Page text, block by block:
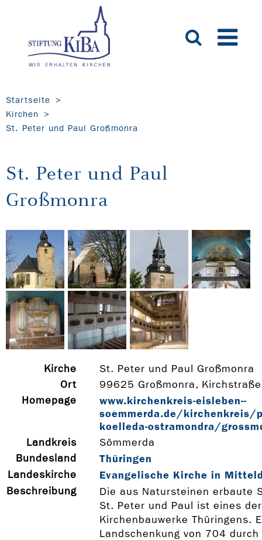
Startseite
Kirchen
St. Peter und Paul Großmonra
St. Peter und Paul
Großmonra
Kirche
St. Peter und Paul Großmonra
Ort
99625 Großmonra,
Homepage
www.kirchenkreis-­eisleben-­
soemmerda.de/kirchenkreis/
koelleda-­ostramondra/
Landkreis
Sömmerda
Bundesland
Thüringen
Landeskirche Evangelische Kirche in
Beschreibung
Die aus Natursteinen erbaute
St. Peter und Paul ist eines
Kirchenbauwerke Thüringens.
Landschenkung von 704 durch